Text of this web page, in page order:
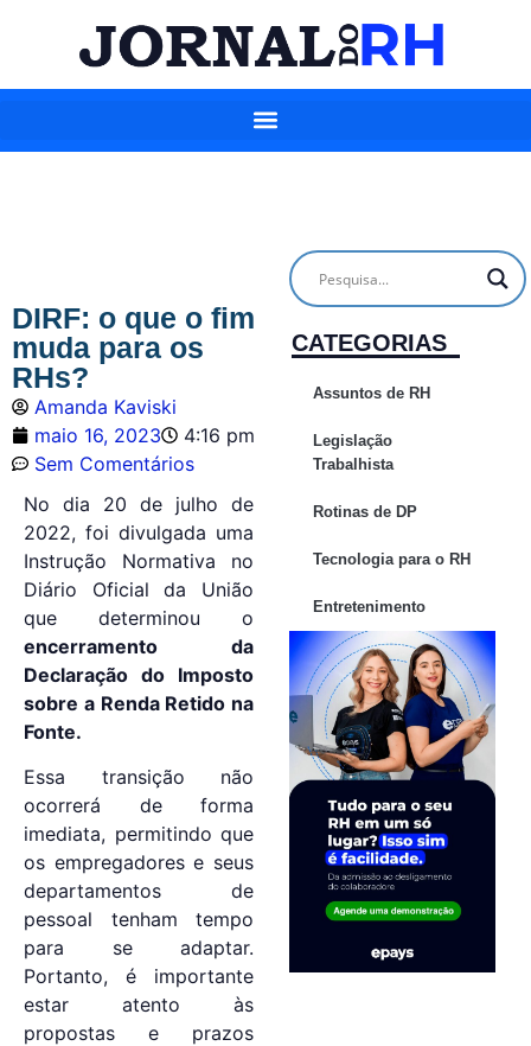
DIRF: o que o fim
muda para os
RHs?
Amanda Kaviski
maio 16, 2023
4:16 pm
Sem Comentários
No dia 20 de julho de
2022, foi divulgada uma
Instrução Normativa no
Diário Oficial da União
que determinou o
encerramento da
Declaração do Imposto
sobre a Renda Retido na
Fonte.
Essa transição não
ocorrerá de forma
imediata, permitindo que
os empregadores e seus
departamentos de
pessoal tenham tempo
para se adaptar.
Portanto, é importante
estar atento às
propostas e prazos
CATEGORIAS
Assuntos de RH
Legislação
Trabalhista
Rotinas de DP
Tecnologia para o RH
Entretenimento